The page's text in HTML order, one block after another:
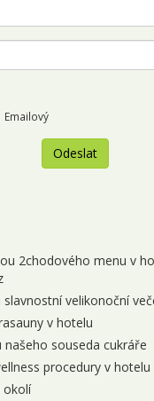
Emailový
Odeslat
2chodového menu v
velikonoční
v hotelu
našeho souseda cukráře
procedury v hotelu
okolí